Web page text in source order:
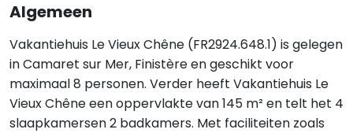
Algemeen
Vakantiehuis Le Vieux Chêne (FR2924.648.1) is gelegen
in Camaret sur Mer, Finistère en geschikt voor
maximaal 8 personen. Verder heeft Vakantiehuis Le
Vieux Chêne een oppervlakte van 145 m² en telt het 4
slaapkamersen 2 badkamers. Met faciliteiten zoals